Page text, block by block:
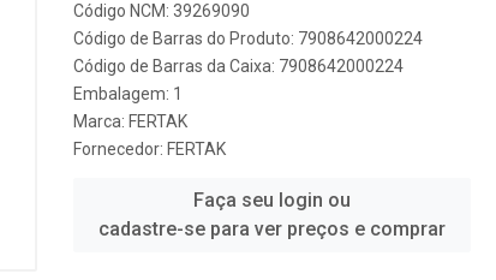
Código NCM: 39269090
Código de Barras do Produto: 7908642000224
Código de Barras da Caixa: 7908642000224
Embalagem: 1
Marca: FERTAK
Fornecedor: FERTAK
Faça seu login ou
cadastre-se para ver preços e comprar